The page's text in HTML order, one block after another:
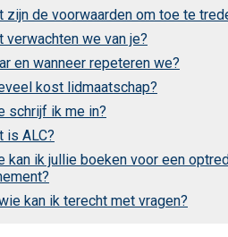
zijn de voorwaarden om toe te
verwachten we van je?
en wanneer repeteren we?
kost lidmaatschap?
schrijf ik me in?
is ALC?
kan ik jullie boeken voor een
kan ik terecht met vragen?